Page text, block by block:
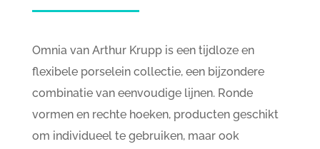
Omnia van Arthur Krupp is een tijdloze en
flexibele porselein collectie, een bijzondere
combinatie van eenvoudige lijnen. Ronde
vormen en rechte hoeken, producten geschikt
om individueel te gebruiken, maar ook